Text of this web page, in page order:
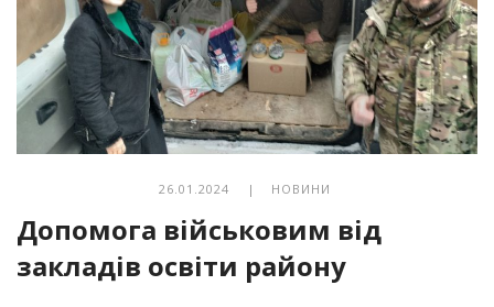
26.01.2024 | НОВИНИ
Допомога військовим від
закладів освіти району